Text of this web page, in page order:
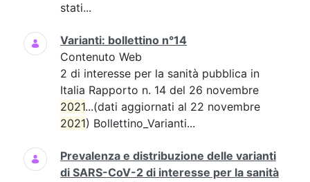
stati...
Varianti: bollettino n°14
Contenuto Web
2 di interesse per la sanità pubblica in
Italia Rapporto n. 14 del 26 novembre
2021...(dati aggiornati al 22 novembre
2021) Bollettino_Varianti...
Prevalenza e distribuzione delle varianti
di SARS-CoV-2 di interesse per la sanità